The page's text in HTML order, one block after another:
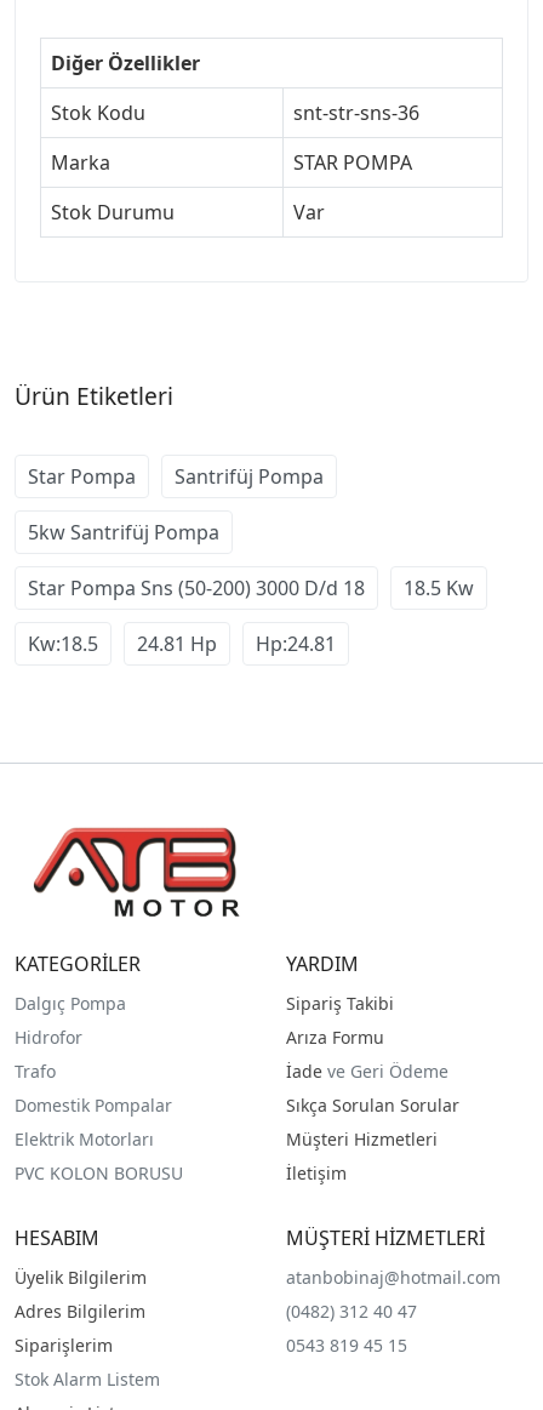
Diğer Özellikler
Stok Kodu
snt-str-sns-36
Marka
STAR POMPA
Stok Durumu
Var
Ürün Etiketleri
Star Pompa Santrifüj Pompa
5kw Santrifüj Pompa
Star Pompa Sns (50-200) 3000 D/d 18 18.5 Kw
Kw:18.5 24.81 Hp Hp:24.81
KATEGORİLER
Dalgıç Pompa
Hidrofor
Trafo
Domestik Pompalar
Elektrik Motorları
PVC KOLON BORUSU
YARDIM
Sipariş Takibi
Arıza Formu
İade ve Geri Ödeme
Sıkça Sorulan Sorular
Müşteri Hizmetleri
İletişim
HESABIM
Üyelik Bilgilerim
Adres Bilgilerim
Siparişlerim
Stok Alarm Listem
MÜŞTERİ HİZMETLERİ
atanbobinaj@hotmail.com
(0482) 312 40 47
0543 819 45 15